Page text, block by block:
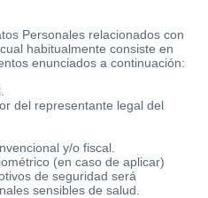
Personales relacionados con
habitualmente consiste en
enunciados a continuación:
del representante legal del
y/o fiscal.
(en caso de aplicar)
de seguridad será
sensibles de salud.